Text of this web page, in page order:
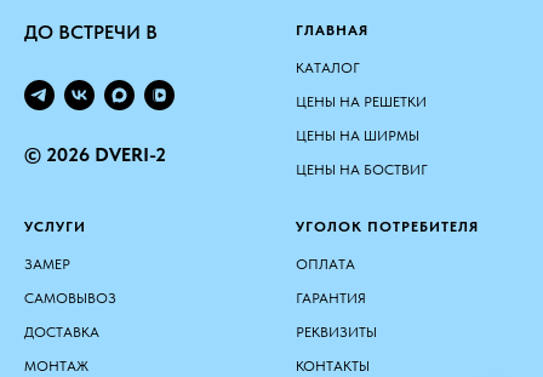
ДО ВСТРЕЧИ В
© 2026 DVERI-2
ГЛАВНАЯ
КАТАЛОГ
ЦЕНЫ НА РЕШЕТКИ
ЦЕНЫ НА ШИРМЫ
ЦЕНЫ НА БОСТВИГ
УСЛУГИ
ЗАМЕР
САМОВЫВОЗ
ДОСТАВКА
МОНТАЖ
УГОЛОК ПОТРЕБИТЕЛЯ
ОПЛАТА
ГАРАНТИЯ
РЕКВИЗИТЫ
КОНТАКТЫ